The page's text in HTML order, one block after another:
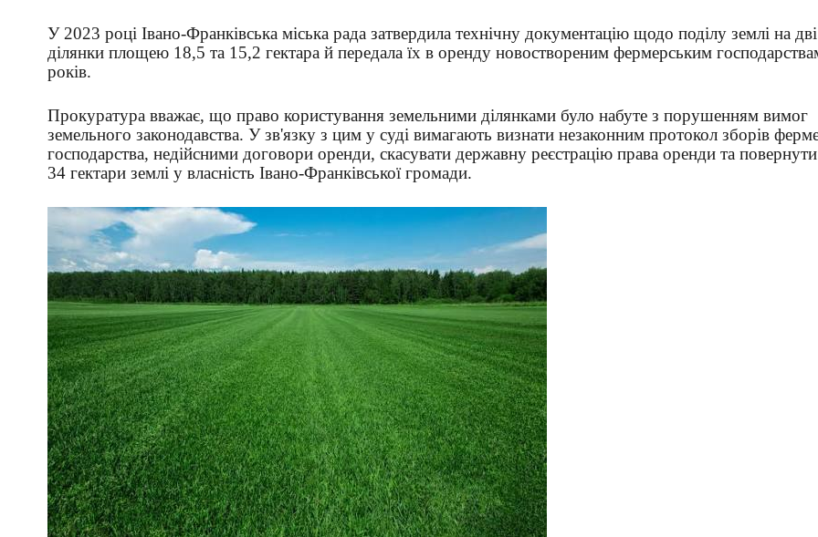
У 2023 році Івано-Франківська міська рада затвердила технічну документацію щодо поділу землі на
ділянки площею 18,5 та 15,2 гектара й передала їх в оренду новоствореним фермерським
років.
Прокуратура вважає, що право користування земельними ділянками було набуте з порушенням вимог
земельного законодавства. У зв'язку з цим у суді вимагають визнати незаконним протокол зборів
господарства, недійсними договори оренди, скасувати державну реєстрацію права оренди та
34 гектари землі у власність Івано-Франківської громади.